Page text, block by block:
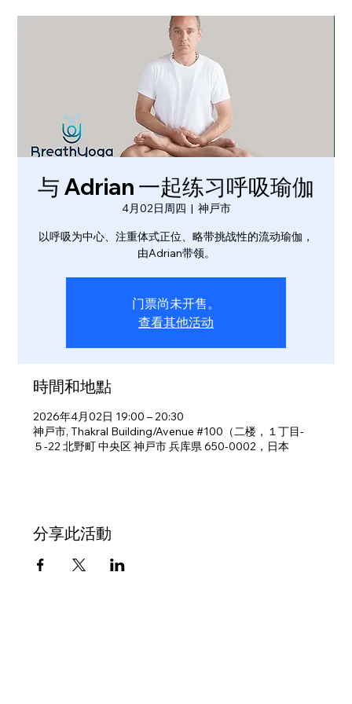
与 Adrian 一起练习呼吸瑜伽
4月02日周四
  |
神戸市
以呼吸为中心、注重体式正位、略带挑战性的流动瑜伽，
由Adrian带领。
门票尚未开售。
查看其他活动
時間和地點
2026年4月02日 19:00 – 20:30
神戸市, Thakral Building/Avenue #100（二楼，１丁目-
５-22 北野町 中央区 神戸市 兵库県 650-0002，日本
分享此活動